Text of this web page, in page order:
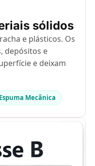
sólidos
e plásticos. Os
depósitos e
e deixam
Espuma Mecânica